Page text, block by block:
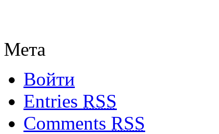
Мета
Войти
Entries RSS
Comments RSS